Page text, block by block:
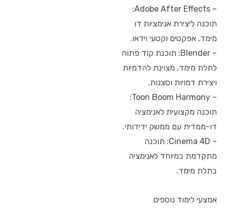
– Adobe After Effects:
תוכנה ליצירת אנימציות דו
מימד, אפקטים וקטעי וידאו.
– Blender: תוכנת קוד פתוח
לתלת מימד, מצוינת להדמיות
ויצירת דמויות וסצנות.
– Toon Boom Harmony:
תוכנה מקצועית לאנימציה
דו-ממדית עם ממשק ידידותי.
– Cinema 4D: תוכנה
מתקדמת במיוחד לאנימציה
בתלת מימד.
אמצעי לימוד נוספים